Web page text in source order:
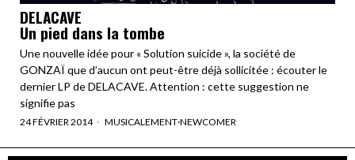
DELACAVE
Un pied dans la tombe
Une nouvelle idée pour « Solution suicide », la société de
GONZAÏ que d’aucun ont peut-être déjà sollicitée : écouter le
dernier LP de DELACAVE. Attention : cette suggestion ne
signifie pas
24 FÉVRIER 2014 MUSICALEMENT·NEWCOMER